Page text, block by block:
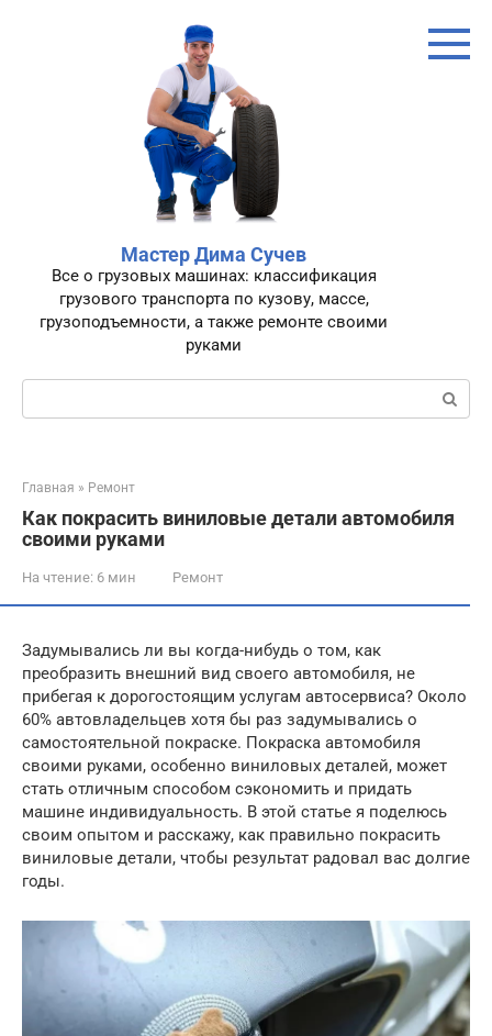
Мастер Дима Сучев
Все о грузовых машинах: классификация
грузового транспорта по кузову, массе,
грузоподъемности, а также ремонте своими
руками
Поиск:
Главная » Ремонт
Как покрасить виниловые детали автомобиля
своими руками
На чтение: 6 мин Ремонт
Задумывались ли вы когда-нибудь о том, как
преобразить внешний вид своего автомобиля, не
прибегая к дорогостоящим услугам автосервиса? Около
60% автовладельцев хотя бы раз задумывались о
самостоятельной покраске. Покраска автомобиля
своими руками, особенно виниловых деталей, может
стать отличным способом сэкономить и придать
машине индивидуальность. В этой статье я поделюсь
своим опытом и расскажу, как правильно покрасить
виниловые детали, чтобы результат радовал вас долгие
годы.